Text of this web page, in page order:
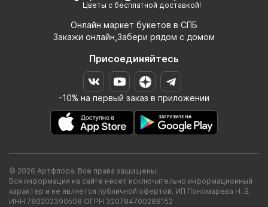
Цветы с бесплатной доставкой!
Онлайн маркет букетов в СПБ
Закажи онлайн,Забери рядом с домом
Присоединяйтесь
-10% на первый заказ в приложении
© 2026 Артфлора. Все права защищены.
Вся информация на сайте несет исключительно информационный
характер и не является публичной офертой. ИП Пономарева Н. В.
ИНН 780202390508 ОГРН 320784700288152